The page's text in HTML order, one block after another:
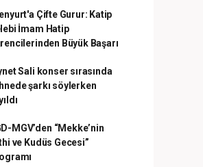
Çifte Gurur: Katip
İmam Hatip
Büyük Başarı
Sali konser sırasında
şarkı söylerken
MGV’den “Mekke’nin
ve Kudüs Gecesi”